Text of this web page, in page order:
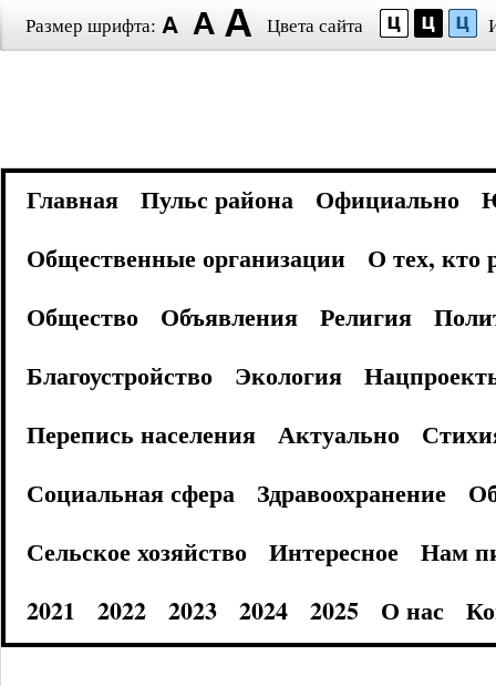
Размер шрифта: Цвета сайта
Главная Пульс района Официально
Общественные организации
О тех, кто
Общество
Объявления Религия
Благоустройство
Экология
Перепись населения
Актуально
Социальная сфера
Здравоохранение
Сельское хозяйство
Интересное
Нам
2021
2022 2023 2024 2025 О нас